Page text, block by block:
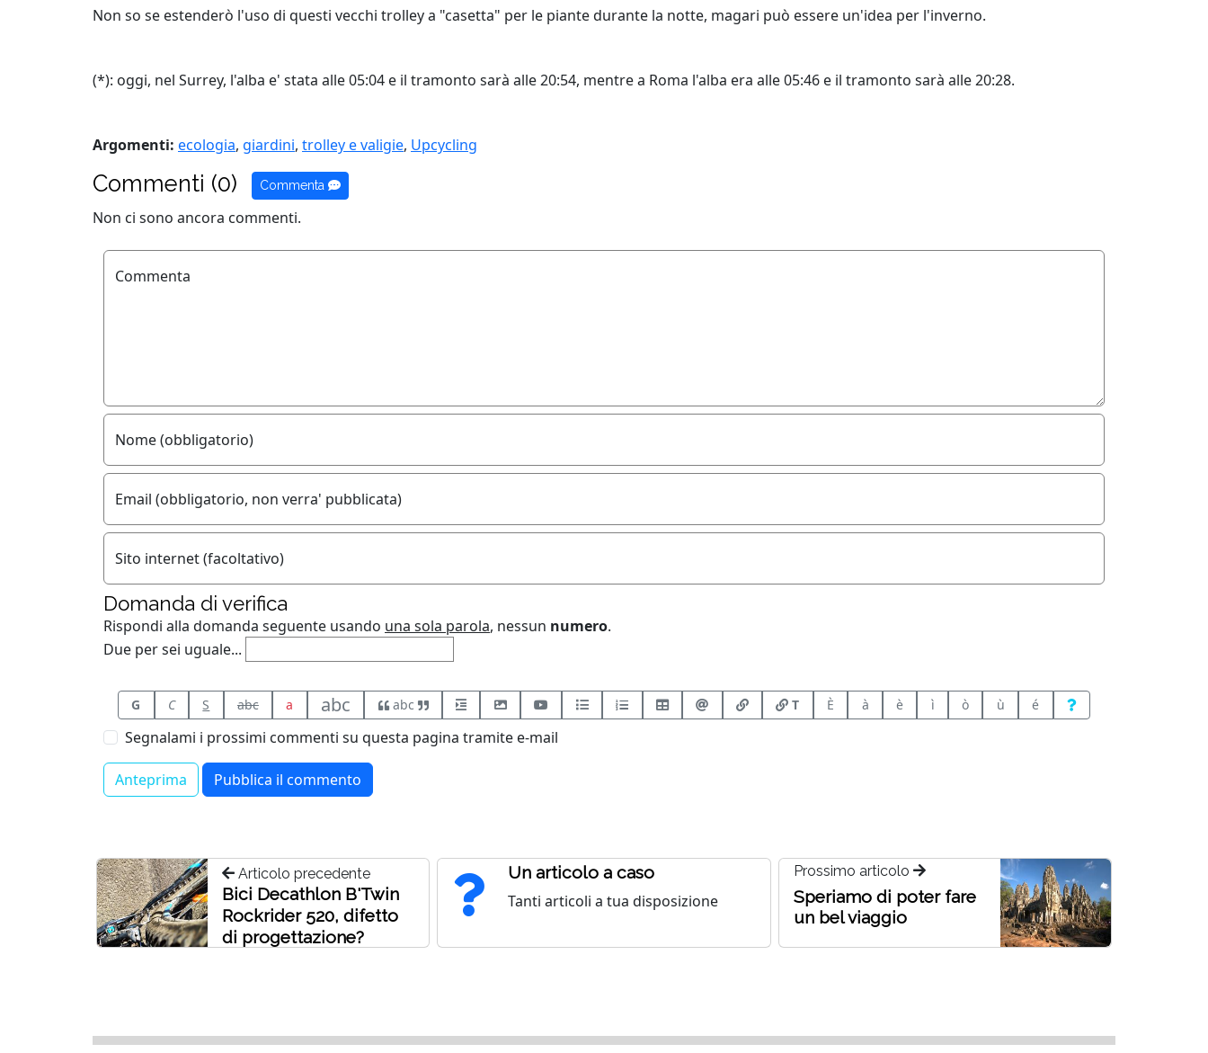
Non so se estenderò l'uso di questi vecchi trolley a "casetta" per le piante durante la notte, magari può essere un'idea per l'inverno.
(*): oggi, nel Surrey, l'alba e' stata alle 05:04 e il tramonto sarà alle 20:54, mentre a Roma l'alba era alle 05:46 e il tramonto sarà alle 20:28.
Argomenti: ecologia, giardini, trolley e valigie, Upcycling
Commenti (0) Commenta
Non ci sono ancora commenti.
Commenta
Nome (obbligatorio)
Email (obbligatorio, non verra' pubblicata)
Sito internet (facoltativo)
Domanda di verifica
Rispondi alla domanda seguente usando una sola parola, nessun numero.
Due per sei uguale...
G C S abc a abc abc T È à è ì ò ù é
Segnalami i prossimi commenti su questa pagina tramite e-mail
Articolo precedente
Bici Decathlon B'Twin
Rockrider 520, difetto
di progettazione?
Un articolo a caso
Tanti articoli a tua disposizione
Prossimo articolo
Speriamo di poter fare
un bel viaggio